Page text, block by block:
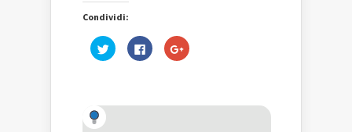
Condividi:
Fai
clic
Fai
clic
Fai
clic